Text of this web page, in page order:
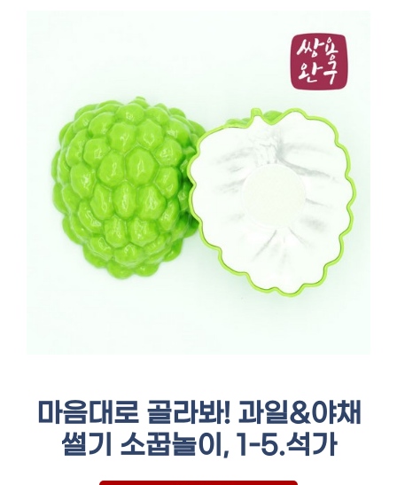
마음대로 골라봐! 과일&야채
썰기 소꿉놀이, 1-5.석가